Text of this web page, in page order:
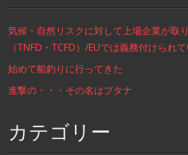
気候・自然リスクに対して上場企業が取
（TNFD・TCFD）/EUでは義務付けられ
始めて船釣りに行ってきた
進撃の・・・その名はブタナ
カテゴリー